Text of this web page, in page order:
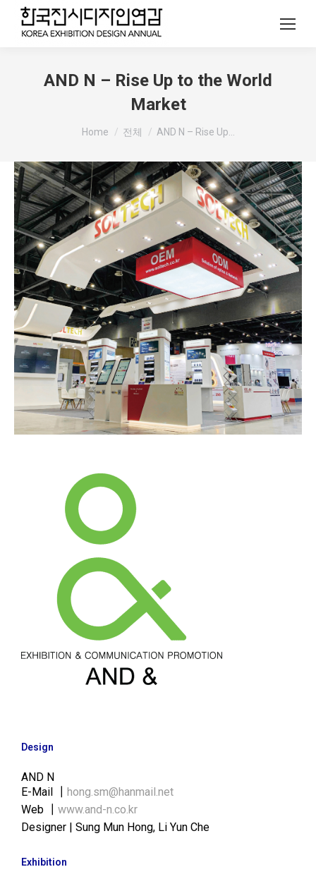
AND N – Rise Up to the World
Market
You are here:
Home 전체 AND N – Rise Up…
Design
AND N
E-Mail ┃ hong.sm@hanmail.net
Web ┃ www.and-n.co.kr
Designer | Sung Mun Hong, Li Yun Che
Exhibition